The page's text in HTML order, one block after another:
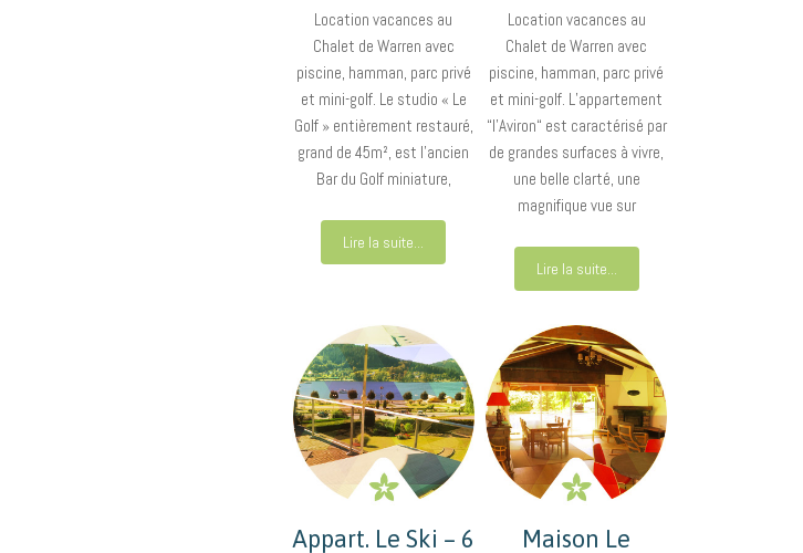
Location vacances au
Chalet de Warren avec
piscine, hamman, parc privé
et mini-golf. Le studio « Le
Golf » entièrement restauré,
grand de 45m², est l’ancien
Bar du Golf miniature,
Lire la suite...
Location vacances au
Chalet de Warren avec
piscine, hamman, parc privé
et mini-golf. L’appartement
“l’Aviron“ est caractérisé par
de grandes surfaces à vivre,
une belle clarté, une
magnifique vue sur
Lire la suite...
Appart. Le Ski – 6
Maison Le